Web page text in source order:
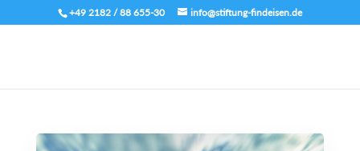
+49 2182 / 88 655-30 info@stiftung-findeisen.de